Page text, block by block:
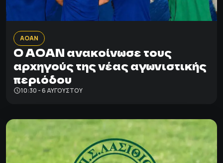
ΑΟΑΝ
Ο ΑΟΑΝ ανακοίνωσε τους
αρχηγούς της νέας αγωνιστικής
περιόδου
10:30 - 6 ΑΥΓΟΎΣΤΟΥ